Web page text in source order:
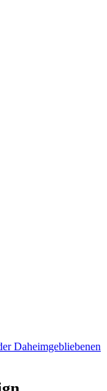
Daheimgebliebenen